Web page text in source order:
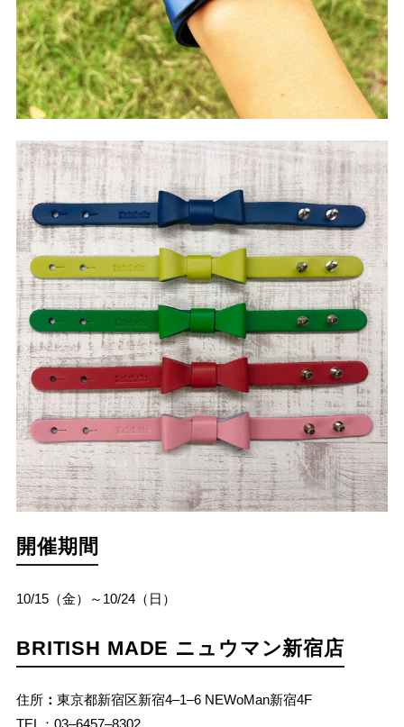
開催期間
10/15（金）～10/24（日）
BRITISH MADE ニュウマン新宿店
住所： 東京都新宿区新宿4‒1‒6 NEWoMan新宿4F
TEL：03‒6457‒8302